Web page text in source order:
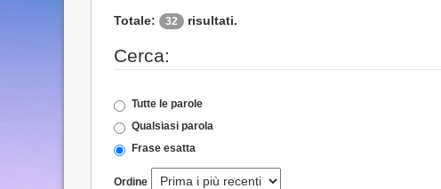
Totale: 32 risultati.
Cerca:
Tutte le parole
Qualsiasi parola
Frase esatta
Ordine